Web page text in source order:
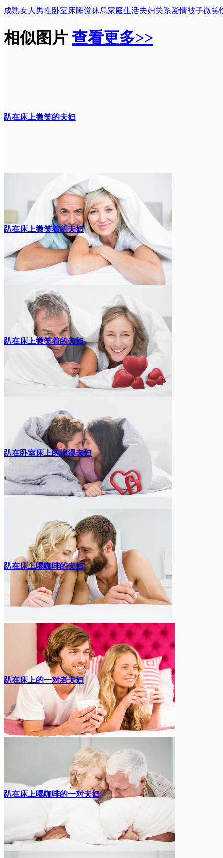
成熟女人 男性卧室床睡觉休息家庭生活夫妇关系爱情被子微笑
相似图片 查看更多>>
趴在床上微笑的夫妇
趴在床上微笑着的夫妇
趴在床上微笑着的夫妇
趴在卧室床上的浪漫夫妇
趴在床上喝咖啡的夫妇
趴在床上的一对老夫妇
趴在床上喝咖啡的一对夫妇